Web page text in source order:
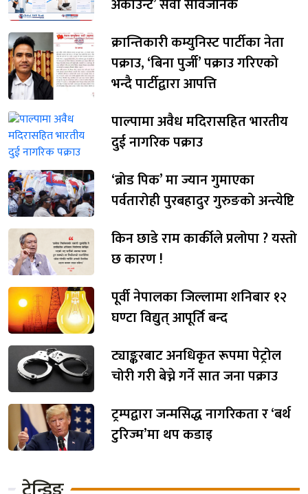
क्रान्तिकारी कम्युनिस्ट पार्टीका नेता
पक्राउ, ‘बिना पुर्जी’ पक्राउ गरिएको
भन्दै पार्टीद्वारा आपत्ति
पाल्पामा अवैध मदिरासहित भारतीय
दुई नागरिक पक्राउ
‘ब्रोड पिक’ मा ज्यान गुमाएका
पर्वतारोही पुरबहादुर गुरुङको अन्त्येष्टि
किन छाडे राम कार्कीले प्रलोपा ? यस्तो
छ कारण !
पूर्वी नेपालका जिल्लामा शनिबार १२
घण्टा विद्युत् आपूर्ति बन्द
ट्याङ्करबाट अनधिकृत रूपमा पेट्रोल
चोरी गरी बेच्ने गर्ने सात जना पक्राउ
ट्रम्पद्वारा जन्मसिद्ध नागरिकता र ‘बर्थ
टुरिज्म’मा थप कडाइ